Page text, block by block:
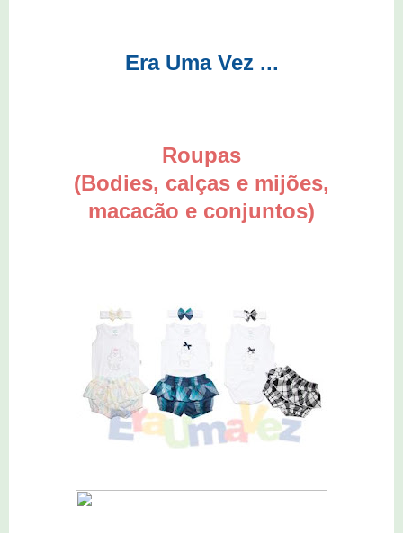
Era Uma Vez ...
Roupas
(Bodies, calças e mijões,
macacão e conjuntos)